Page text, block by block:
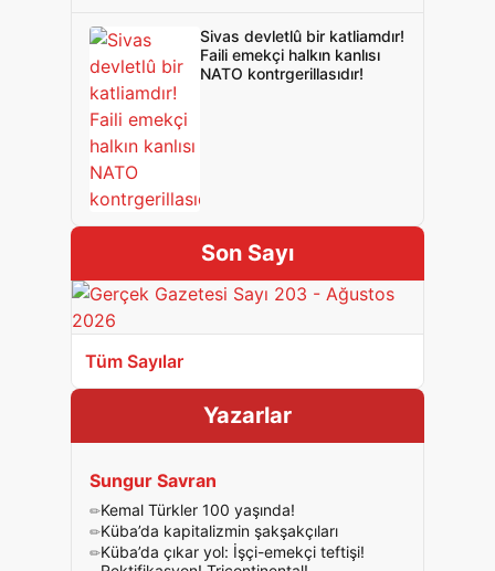
Sivas devletlû bir katliamdır!
Faili emekçi halkın kanlısı
NATO kontrgerillasıdır!
Son Sayı
Tüm Sayılar
Yazarlar
Sungur Savran
Kemal Türkler 100 yaşında!
Küba’da kapitalizmin şakşakçıları
Küba’da çıkar yol: İşçi-emekçi teftişi!